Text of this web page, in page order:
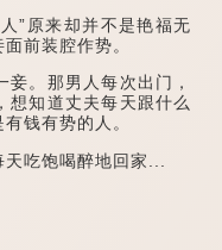
”原来却并不是艳福无
前装腔作势。
。那男人每次出门，
想知道丈夫每天跟什么
钱有势的人。
吃饱喝醉地回家...